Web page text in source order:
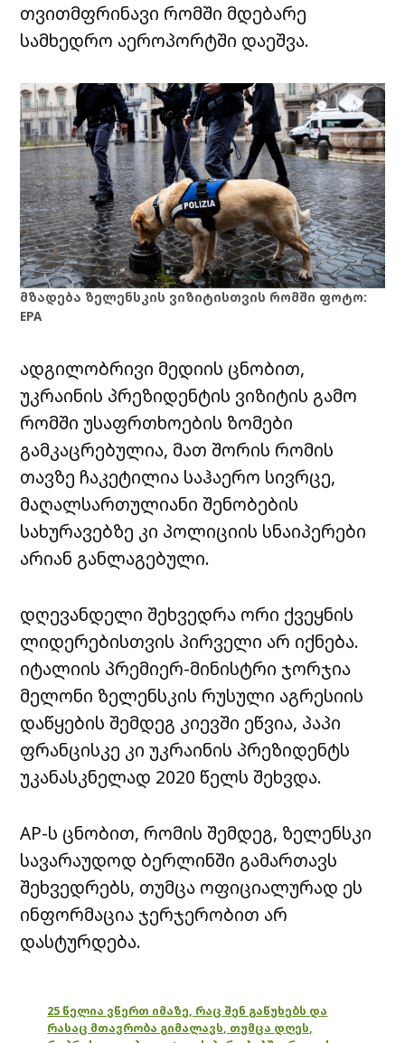
თვითმფრინავი რომში მდებარე
სამხედრო აეროპორტში დაეშვა.
მზადება ზელენსკის ვიზიტისთვის რომში ფოტო:
EPA
ადგილობრივი მედიის ცნობით,
უკრაინის პრეზიდენტის ვიზიტის გამო
რომში უსაფრთხოების ზომები
გამკაცრებულია, მათ შორის რომის
თავზე ჩაკეტილია საჰაერო სივრცე,
მაღალსართულიანი შენობების
სახურავებზე კი პოლიციის სნაიპერები
არიან განლაგებული.
დღევანდელი შეხვედრა ორი ქვეყნის
ლიდერებისთვის პირველი არ იქნება.
იტალიის პრემიერ-მინისტრი ჯორჯია
მელონი ზელენსკის რუსული აგრესიის
დაწყების შემდეგ კიევში ეწვია, პაპი
ფრანცისკე კი უკრაინის პრეზიდენტს
უკანასკნელად 2020 წელს შეხვდა.
AP-ს ცნობით, რომის შემდეგ, ზელენსკი
სავარაუდოდ ბერლინში გამართავს
შეხვედრებს, თუმცა ოფიციალურად ეს
ინფორმაცია ჯერჯერობით არ
დასტურდება.
25 წელია ვწერთ იმაზე, რაც შენ გაწუხებს და
რასაც მთავრობა გიმალავს, თუმცა დღეს,